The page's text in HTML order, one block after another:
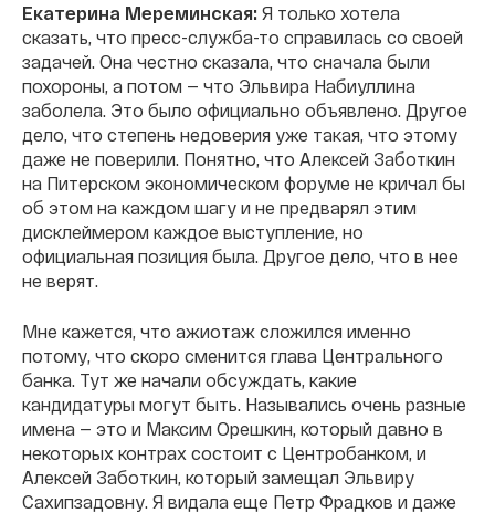
Екатерина Мереминская: Я только хотела
сказать, что пресс-служба-то справилась со своей
задачей. Она честно сказала, что сначала были
похороны, а потом — что Эльвира Набиуллина
заболела. Это было официально объявлено. Другое
дело, что степень недоверия уже такая, что этому
даже не поверили. Понятно, что Алексей Заботкин
на Питерском экономическом форуме не кричал бы
об этом на каждом шагу и не предварял этим
дисклеймером каждое выступление, но
официальная позиция была. Другое дело, что в нее
не верят.
Мне кажется, что ажиотаж сложился именно
потому, что скоро сменится глава Центрального
банка. Тут же начали обсуждать, какие
кандидатуры могут быть. Назывались очень разные
имена — это и Максим Орешкин, который давно в
некоторых контрах состоит с Центробанком, и
Алексей Заботкин, который замещал Эльвиру
Сахипзадовну. Я видала еще Петр Фрадков и даже